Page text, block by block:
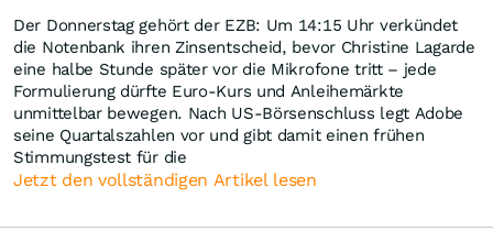
Der Donnerstag gehört der EZB: Um 14:15 Uhr verkündet
die Notenbank ihren Zinsentscheid, bevor Christine Lagarde
eine halbe Stunde später vor die Mikrofone tritt – jede
Formulierung dürfte Euro-Kurs und Anleihemärkte
unmittelbar bewegen. Nach US-Börsenschluss legt Adobe
seine Quartalszahlen vor und gibt damit einen frühen
Stimmungstest für die
Jetzt den vollständigen Artikel lesen